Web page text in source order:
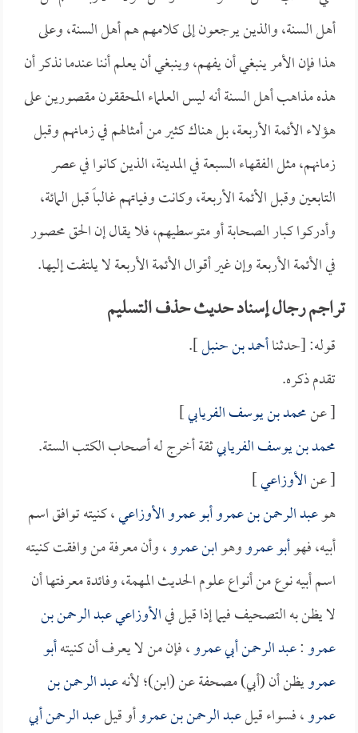
أهل السنة، والذين يرجعون إلى كلامهم هم أهل السنة، وعلى
هذا فإن الأمر ينبغي أن يفهم، وينبغي أن يعلم أننا عندما نذكر أن
هذه مذاهب أهل السنة أنه ليس العلماء المحققون مقصورين على
هؤلاء الأئمة الأربعة، بل هناك كثير من أمثالهم في زمانهم وقبل
زمانهم، مثل الفقهاء السبعة في المدينة، الذين كانوا في عصر
التابعين وقبل الأئمة الأربعة، وكانت وفياتهم غالباً قبل المائة،
وأدركوا كبار الصحابة أو متوسطيهم، فلا يقال إن الحق محصور
في الأئمة الأربعة وإن غير أقوال الأئمة الأربعة لا يلتفت إليها.
تراجم رجال إسناد حديث حذف التسليم
قوله: [حدثناأحمد بن حنبل].
تقدم ذكره.
[ عنمحمد بن يوسف الفريابي]
محمد بن يوسف الفريابيثقة أخرج له أصحاب الكتب الستة.
[ عنالأوزاعي]
هوعبد الرحمن بن عمرو أبو عمرو الأوزاعي، كنيته توافق اسم
أبيه، فهوأبو عمرووهوابن عمرو، وأن معرفة من وافقت كنيته
اسم أبيه نوع من أنواع علوم الحديث المهمة، وفائدة معرفتها أن
لا يظن به التصحيف فيما إذا قيل فيالأوزاعي عبد الرحمن بن
عمرو:عبد الرحمن أبي عمرو، فإن من لا يعرف أن كنيتهأبو
عمرويظن أن (أبي) مصحفة عن (ابن)؛ لأنهعبد الرحمن بن
عمرو، فسواء قيلعبد الرحمن بن عمروأو قيلعبد الرحمن أبي